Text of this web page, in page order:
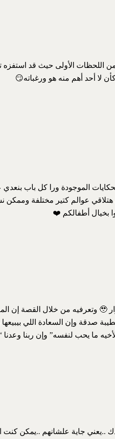
اللحظات الأولى حيث قد
لا أحد أهم منه هو ورغباته😏
الموجودة ورا كل باب
عوالم كتير مختلفة وممكن
بخيال أطفالكم ❤️
القصة دي لازم تكون عند طفلك وتحكيهاله باستمرار
والكلمة الطيبة صدقة وإن السعادة اللي
ما يحب لنفسه” وإن ربنا
..يعني جاية علشانهم ..يمكن كنت